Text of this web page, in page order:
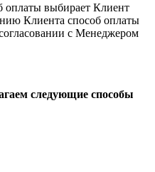
оплаты выбирает Клиент
Клиента способ оплаты
с Менеджером
следующие способы